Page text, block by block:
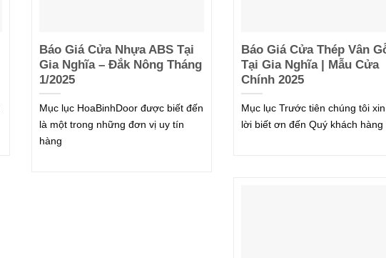
Báo Giá Cửa Nhựa ABS Tại
Gia Nghĩa – Đắk Nông Tháng
1/2025
Mục lục HoaBinhDoor được biết đến
là một trong những đơn vị uy tín
hàng
Báo Giá Cửa Thép Vân
Tại Gia Nghĩa | Mẫu Cửa
Chính 2025
Mục lục Trước tiên chúng tôi
lời biết ơn đến Quý khách hàng